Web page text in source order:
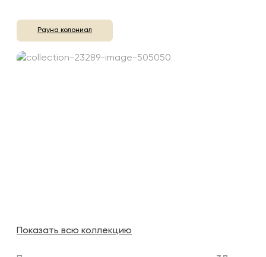
Рауна колониал
Показать всю коллекцию